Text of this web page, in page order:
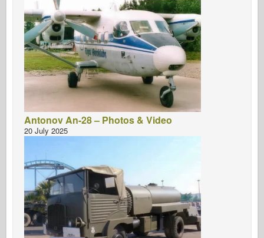
Antonov An-28 – Photos & Video
20 July 2025